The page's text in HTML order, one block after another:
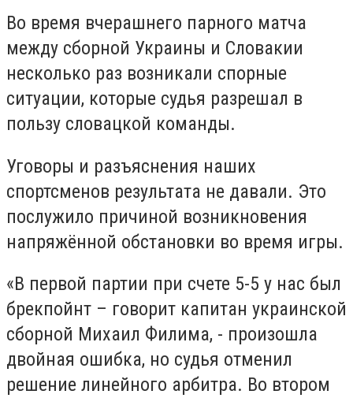
Во время вчерашнего парного матча
между сборной Украины и Словакии
несколько раз возникали спорные
ситуации, которые судья разрешал в
пользу словацкой команды.
Уговоры и разъяснения наших
спортсменов результата не давали. Это
послужило причиной возникновения
напряжённой обстановки во время игры.
«В первой партии при счете 5-5 у нас был
брекпойнт – говорит капитан украинской
сборной Михаил Филима, - произошла
двойная ошибка, но судья отменил
решение линейного арбитра. Во втором